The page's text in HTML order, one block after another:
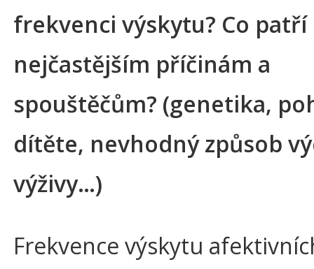
frekvenci výskytu? Co patří
nejčastějším příčinám a
spouštěčům? (genetika,
dítěte, nevhodný způsob
výživy…)
Frekvence výskytu